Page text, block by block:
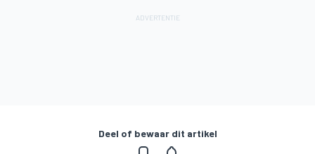
Deel of bewaar dit artikel